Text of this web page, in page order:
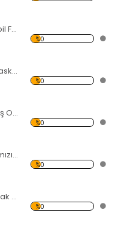
Siyahi El ve 5 İskambil Forex Tablo
%0
Kalp Tutan Beyaz Maske Forex Tablo
%0
Saçlarında Beyaz Şiş Olan Siyahi Kadın Forex Tablo
%0
İskelede Oturan Kırmızı Şemsiyeli Kadın Forex Tablo
%0
7 Adet Kırmızı Zambak Forex Tablo
%0